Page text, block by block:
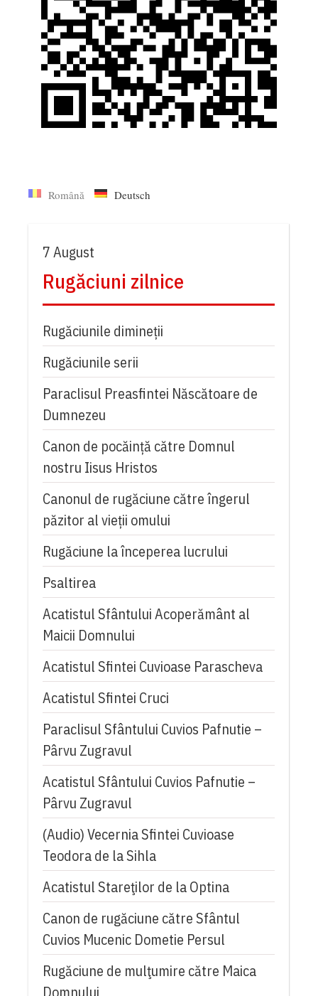
Română Deutsch
7 August
Rugăciuni zilnice
Rugăciunile dimineții
Rugăciunile serii
Paraclisul Preasfintei Născătoare de
Dumnezeu
Canon de pocăință către Domnul
nostru Iisus Hristos
Canonul de rugăciune către îngerul
păzitor al vieții omului
Rugăciune la începerea lucrului
Psaltirea
Acatistul Sfântului Acoperământ al
Maicii Domnului
Acatistul Sfintei Cuvioase Parascheva
Acatistul Sfintei Cruci
Paraclisul Sfântului Cuvios Pafnutie –
Pârvu Zugravul
Acatistul Sfântului Cuvios Pafnutie –
Pârvu Zugravul
(Audio) Vecernia Sfintei Cuvioase
Teodora de la Sihla
Acatistul Stareţilor de la Optina
Canon de rugăciune către Sfântul
Cuvios Mucenic Dometie Persul
Rugăciune de mulţumire către Maica
Domnului